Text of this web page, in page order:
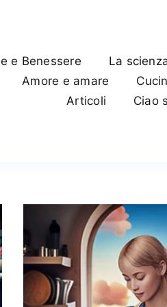
e Benessere
La
Amore e amare
Articoli
Ciao